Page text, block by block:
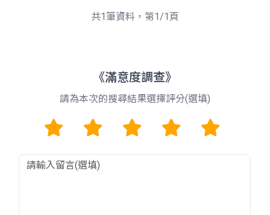
共1筆資料，第1/1頁
《滿意度調查》
請為本次的搜尋結果選擇評分(選填)
1 2 3 4 5